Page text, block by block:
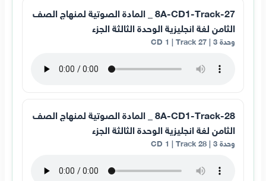
8A-CD1-Track-27 _ المادة الصوتية لمنهاج الصف
الثامن لغة انجليزية الوحدة الثالثة الجزء
وحدة 3 | CD 1 | Track 27
8A-CD1-Track-28 _ المادة الصوتية لمنهاج الصف
الثامن لغة انجليزية الوحدة الثالثة الجزء
وحدة 3 | CD 1 | Track 28